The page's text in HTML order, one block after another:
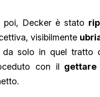
poi, Decker è stato
visibilmente
da solo in quel tratto
con il